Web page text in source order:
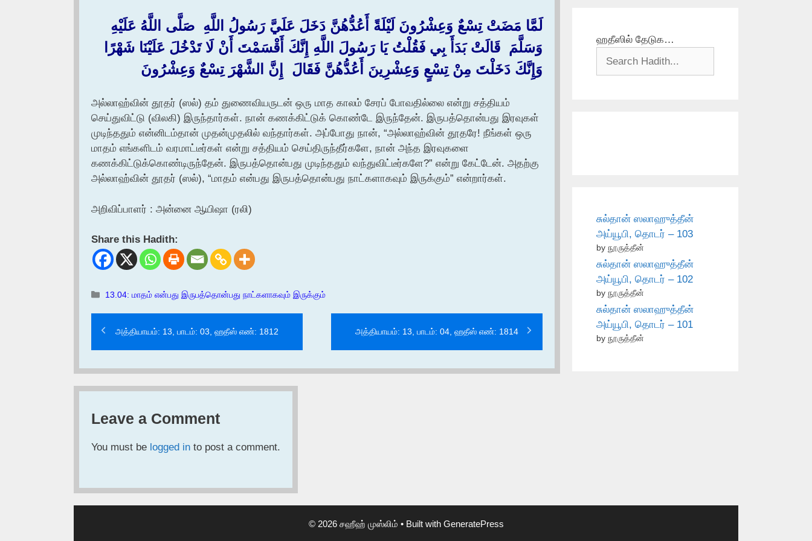
‏لَمَّا مَضَتْ تِسْعٌ وَعِشْرُونَ لَيْلَةً أَعُدُّهُنَّ دَخَلَ عَلَيَّ رَسُولُ اللَّهِ ‏ ‏صَلَّى اللَّهُ عَلَيْهِ
وَسَلَّمَ ‏ ‏قَالَتْ بَدَأَ بِي فَقُلْتُ يَا رَسُولَ اللَّهِ إِنَّكَ أَقْسَمْتَ أَنْ لَا تَدْخُلَ عَلَيْنَا شَهْرًا
وَإِنَّكَ دَخَلْتَ مِنْ تِسْعٍ وَعِشْرِينَ أَعُدُّهُنَّ فَقَالَ ‏ ‏إِنَّ الشَّهْرَ تِسْعٌ وَعِشْرُونَ
அல்லாஹ்வின் தூதர் (ஸல்) தம் துணைவியருடன் ஒரு மாத காலம் சேரப் போவதில்லை என்று சத்தியம்
செய்துவிட்டு (விலகி) இருந்தார்கள். நான் கணக்கிட்டுக் கொண்டே இருந்தேன். இருபத்தொன்பது இரவுகள்
முடிந்ததும் என்னிடம்தான் முதன்முதலில் வந்தார்கள். அப்போது நான், “அல்லாஹ்வின் தூதரே! நீங்கள் ஒரு
மாதம் எங்களிடம் வரமாட்டீர்கள் என்று சத்தியம் செய்திருந்தீர்களே, நான் அந்த இரவுகளை
கணக்கிட்டுக்கொண்டிருந்தேன். இருபத்தொன்பது முடிந்ததும் வந்துவிட்டீர்களே?” என்று கேட்டேன். அதற்கு
அல்லாஹ்வின் தூதர் (ஸல்), “மாதம் என்பது இருபத்தொன்பது நாட்களாகவும் இருக்கும்” என்றார்கள்.
அறிவிப்பாளர் : அன்னை ஆயிஷா (ரலி)
Share this Hadith:
Categories
13.04: மாதம் என்பது இருபத்தொன்பது நாட்களாகவும் இருக்கும்
அத்தியாயம்: 13, பாடம்: 03, ஹதீஸ் எண்: 1812 அத்தியாயம்: 13, பாடம்: 04, ஹதீஸ் எண்: 1814
Leave a Comment
You must be logged in to post a comment.
ஹதீஸில் தேடுக…
சுல்தான் ஸலாஹுத்தீன்
அய்யூபி, தொடர் – 103
by நூருத்தீன்
சுல்தான் ஸலாஹுத்தீன்
அய்யூபி, தொடர் – 102
by நூருத்தீன்
சுல்தான் ஸலாஹுத்தீன்
அய்யூபி, தொடர் – 101
by நூருத்தீன்
© 2026 சஹீஹ் முஸ்லிம் • Built with GeneratePress